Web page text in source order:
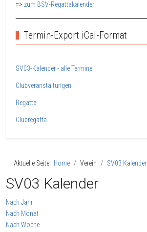
=> zum BSV-Regattakalender
Termin-Export iCal-Format
SV03-Kalender - alle Termine
Clubveranstaltungen
Regatta
Clubregatta
Aktuelle Seite: Home Verein SV03 Kalender
SV03 Kalender
Nach Jahr
Nach Monat
Nach Woche